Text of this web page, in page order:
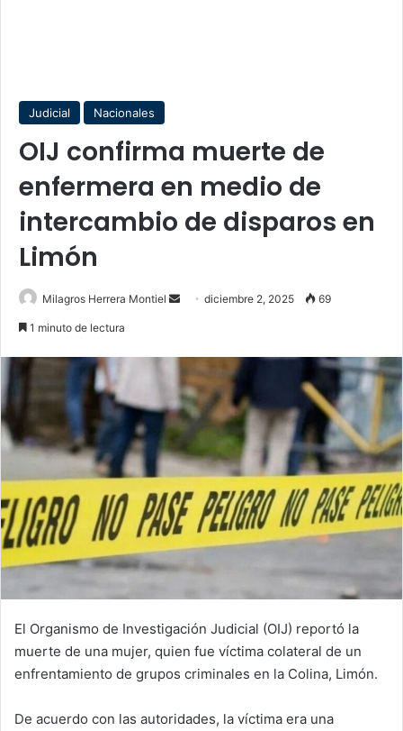
Judicial Nacionales
OIJ confirma muerte de
enfermera en medio de
intercambio de disparos en
Limón
Milagros Herrera Montiel
Senddiciembre 2, 2025 69
1 minuto de lectura
El Organismo de Investigación Judicial (OIJ) reportó la
muerte de una mujer, quien fue víctima colateral de un
enfrentamiento de grupos criminales en la Colina, Limón.
De acuerdo con las autoridades, la víctima era una